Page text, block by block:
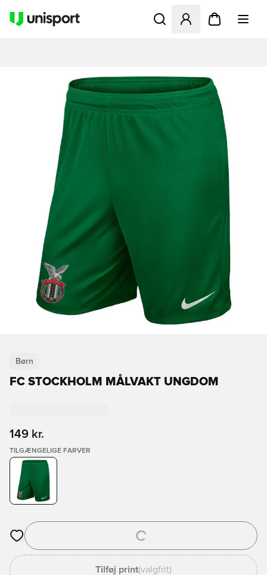
Åbner en Modal til at
Børn
FC STOCKHOLM MÅLVAKT UNGDOM
149 kr.
TILGÆNGELIGE FARVER
Åbner en Modal til at logge ind eller tilmelde dig som medlem
Tilføj print(valgfrit)